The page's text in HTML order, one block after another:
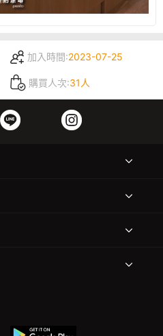
加入時間:2023-07-25
購買人次:31人